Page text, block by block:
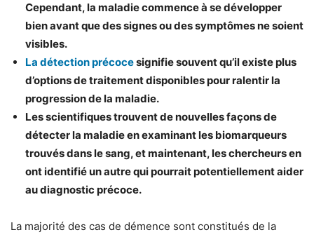
Cependant, la maladie commence à se développer
bien avant que des signes ou des symptômes ne soient
visibles.
La détection précocesignifie souvent qu’il existe plus
d’options de traitement disponibles pour ralentir la
progression de la maladie.
Les scientifiques trouvent de nouvelles façons de
détecter la maladie en examinant les biomarqueurs
trouvés dans le sang, et maintenant, les chercheurs en
ont identifié un autre qui pourrait potentiellement aider
au diagnostic précoce.
La majorité des cas de démence sont constitués de la